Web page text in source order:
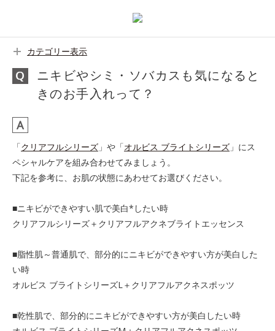
カテゴリー表示
ニキビやシミ・ソバカスも気になると
きのお手入れって？
「クリアフルシリーズ 」や「オルビス ブライトシリーズ 」にス
ペシャルケアを組み合わせてみましょう。
下記を参考に、お肌の状態にあわせてお選びください。
■ニキビができやすい肌で美白*したい時
クリアフルシリーズ＋クリアフルアクネブライトエッセンス
■脂性肌～普通肌で、部分的にニキビができやすい方が美白した
い時
オルビス ブライトシリーズL＋クリアフルアクネスポッツ
■乾性肌で、部分的にニキビができやすい方が美白したい時